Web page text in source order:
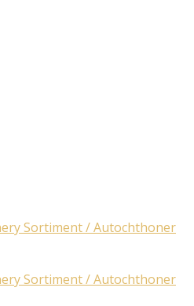
Sortiment / Autochthoner
Sortiment / Autochthoner